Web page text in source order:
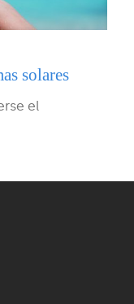
solares
el